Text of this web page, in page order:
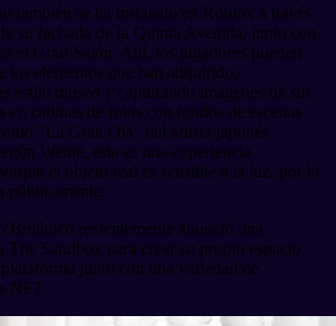
también se ha instalado en Roblox a través
su fachada de la Quinta Avenida, junto con
el Gran Salón. Allí, los jugadores pueden
los elementos que han adquirido,
estilo museo y capturando imágenes de sus
en cabinas de fotos con fondos de escenas
"La Gran Ola" del artista japonés
Weine, esta es una experiencia
el objeto real es sensible a la luz, por lo
públicamente.
Británico recientemente anunció una
The Sandbox para crear su propio espacio
junto con una variedad de
NFT.